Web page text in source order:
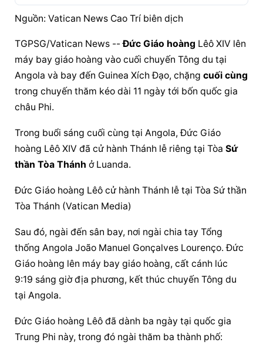
Nguồn: Vatican News Cao Trí biên dịch
TGPSG/Vatican News -- Đức Giáo hoàng Lêô XIV lên
máy bay giáo hoàng vào cuối chuyến Tông du tại
Angola và bay đến Guinea Xích Đạo, chặng cuối cùng
trong chuyến thăm kéo dài 11 ngày tới bốn quốc gia
châu Phi.
Trong buổi sáng cuối cùng tại Angola, Đức Giáo
hoàng Lêô XIV đã cử hành Thánh lễ riêng tại Tòa Sứ
thần Tòa Thánh ở Luanda.
Đức Giáo hoàng Lêô cử hành Thánh lễ tại Tòa Sứ thần
Tòa Thánh (Vatican Media)
Sau đó, ngài đến sân bay, nơi ngài chia tay Tổng
thống Angola João Manuel Gonçalves Lourenço.
Giáo hoàng lên máy bay giáo hoàng, cất cánh lúc
9:19 sáng giờ địa phương, kết thúc chuyến Tông du
tại Angola.
Đức Giáo hoàng Lêô đã dành ba ngày tại quốc gia
Trung Phi này, trong đó ngài thăm ba thành phố: